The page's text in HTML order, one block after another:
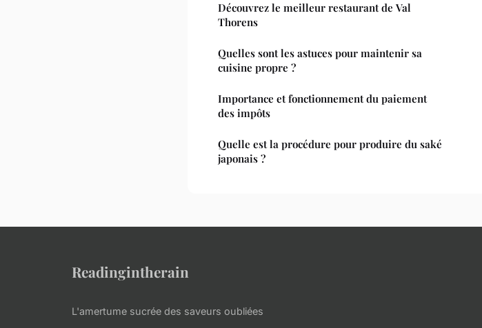
Découvrez le meilleur restaurant de Val
Thorens
Quelles sont les astuces pour maintenir sa
cuisine propre ?
Importance et fonctionnement du paiement
des impôts
Quelle est la procédure pour produire du saké
japonais ?
Readingintherain
L'amertume sucrée des saveurs oubliées